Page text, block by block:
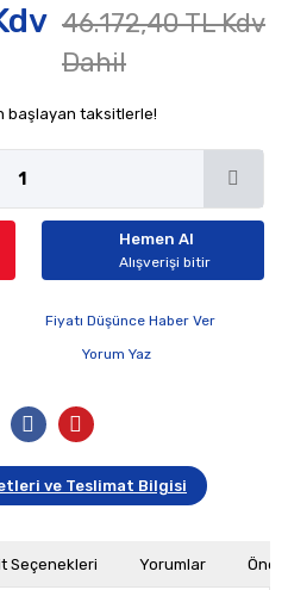
46.172,40 TL Kdv
Dahil
başlayan taksitlerle!
Hemen Al
Alışverişi bitir
Fiyatı Düşünce Haber Ver
Yorum Yaz
ve Teslimat Bilgisi
Seçenekleri Yorumlar